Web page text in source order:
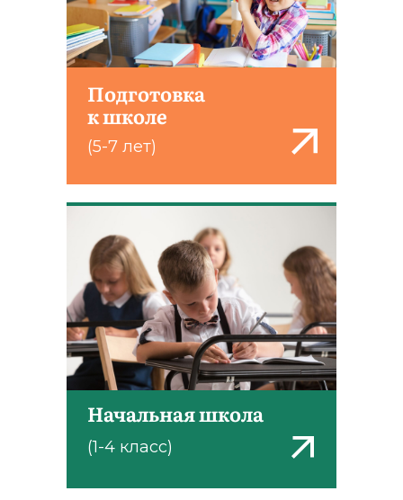
Начальная школа
(1-4 класс)
Подготовка
к школе
(5-7 лет)